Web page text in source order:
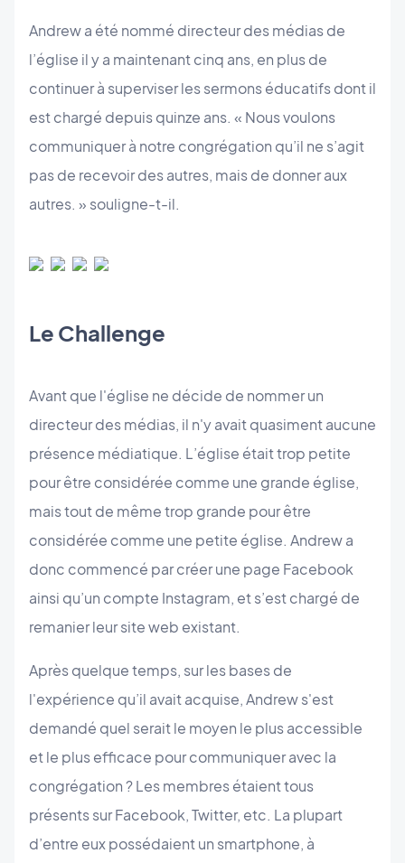
Andrew a été nommé directeur des médias de
l’église il y a maintenant cinq ans, en plus de
continuer à superviser les sermons éducatifs dont il
est chargé depuis quinze ans. « Nous voulons
communiquer à notre congrégation qu’il ne s’agit
pas de recevoir des autres, mais de donner aux
autres. » souligne-t-il.
Le Challenge
Avant que l'église ne décide de nommer un
directeur des médias, il n'y avait quasiment aucune
présence médiatique. L’église était trop petite
pour être considérée comme une grande église,
mais tout de même trop grande pour être
considérée comme une petite église. Andrew a
donc commencé par créer une page Facebook
ainsi qu’un compte Instagram, et s’est chargé de
remanier leur site web existant.
Après quelque temps, sur les bases de
l'expérience qu’il avait acquise, Andrew s'est
demandé quel serait le moyen le plus accessible
et le plus efficace pour communiquer avec la
congrégation ? Les membres étaient tous
présents sur Facebook, Twitter, etc. La plupart
d’entre eux possédaient un smartphone, à